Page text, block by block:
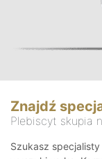
Znajdź
Plebiscyt skupia
Szukasz